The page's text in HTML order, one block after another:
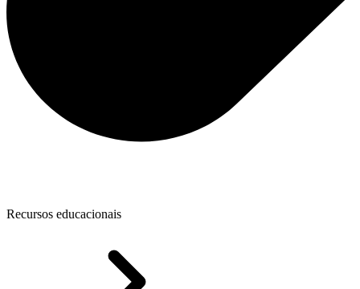
Recursos educacionais